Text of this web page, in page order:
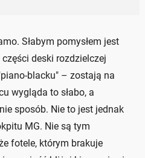
Słabym pomysłem jest
deski rozdzielczej
blacku" – zostają na
wygląda to słabo, a
sposób. Nie to jest jednak
MG. Nie są tym
fotele, którym brakuje